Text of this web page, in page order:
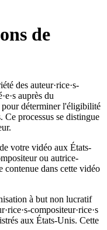
de
des auteur·rice·s-
auprès du
déterminer l'éligibilité
processus se distingue
votre vidéo aux États-
ou autrice-
contenue dans cette vidéo
à but non lucratif
compositeur·rice·s
aux États-Unis. Cette